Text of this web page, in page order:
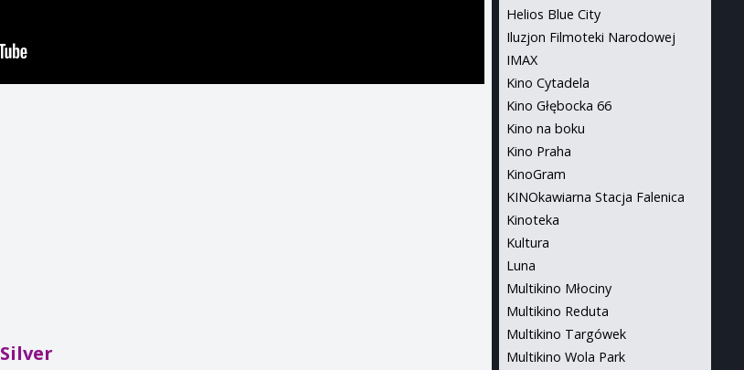
Silver
Helios Blue City
Iluzjon Filmoteki Narodowej
IMAX
Kino Cytadela
Kino Głębocka 66
Kino na boku
Kino Praha
KinoGram
KINOkawiarna Stacja Falenica
Kinoteka
Kultura
Luna
Multikino Młociny
Multikino Reduta
Multikino Targówek
Multikino Wola Park